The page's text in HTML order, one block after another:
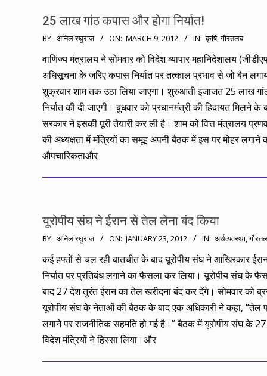
25 लाख गांठ कपास और होगा निर्यात!
2012-
03-
09
BY: अनिल रघुराज ON: MARCH 9, 2012 IN: कृषि,गौरतलब
वाणिज्य मंत्रालय ने सोमवार को विदेश व्यापार महानिदेशालय
अधिसूचना के जरिए कपास निर्यात पर तत्काल प्रभाव से जो बैन
शुक्रवार शाम तक उठा लिया जाएगा। शुरुआती इजाजत 25 लाख
निर्यात की दी जाएगी। बुधवार को प्रधानमंत्री की हिदायत मिलने के
सरकार ने इसकी पूरी तैयारी कर ली है। शाम को वित्त मंत्रालय
की अध्यक्षता में मंत्रियों का समूह अपनी बैठक में इस पर मोहर लगाने
औपचारिकताऔर
यूरोपीय संघ ने ईरान से तेल लेना बंद किया
2012-
01-
23
BY: अनिल रघुराज ON: JANUARY 23, 2012 IN: अर्थव्यवस्था,
कई हफ्तों से चल रही बातचीत के बाद यूरोपीय संघ ने आखिरकार
निर्यात पर प्रतिबंध लगाने का फैसला कर लिया। यूरोपीय संघ के
बाद 27 देश तुरंत ईरान का तेल खरीदना बंद कर देंगे। सोमवार को
यूरोपीय संघ के नेताओं की बैठक के बाद एक अधिकारी ने कहा, “तेल
लगाने पर राजनीतिक सहमति हो गई है।” बैठक में यूरोपीय संघ के
विदेश मंत्रियों ने हिस्सा लिया।और